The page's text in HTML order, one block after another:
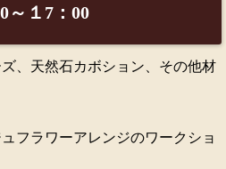
１7：00
、天然石カボション、その他材
フラワーアレンジのワークショ